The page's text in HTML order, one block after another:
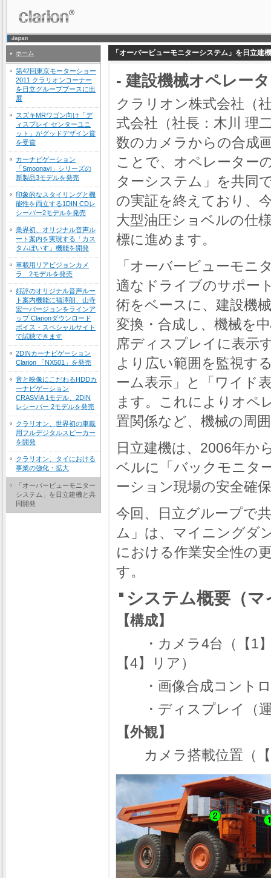
ホーム
第42回東京モーターショー
2011 クラリオンコーナー
を日立グループブースに出
展
スズキMRワゴン向け「デ
ィスプレイ センターユニ
ット」がグッドデザイン賞
を受賞
カーナビゲーション
「Smoonavi」シリーズの
新製品3モデルを発売
印象的なスタイリングと機
能性を両立する1DIN CDレ
シーバー2モデルを発売
業界初、オリジナル音声ル
ート案内を実現する「カス
タムぼいす」機能を開発
車載用リアビジョンカメ
ラ 2モデルを発売
好評のオリジナル音声ルー
ト案内機能に福澤朗、山寺
宏一バージョンをラインア
ップ Clarionダウンロード
ボイス・スペシャルサイト
で試聴できます
2DINカーナビゲーション
Clarion 「NX501」を発売
音と映像にこだわるHDDカ
ーナビゲーション
CRASVIA 1モデル、2DIN
レシーバー 2モデルを発売
クラリオン、世界初の車載
用フルデジタルスピーカー
を開発
クラリオン、タイにおける
事業の強化・拡大
「オーバービューモニター
システム」を日立建機と共
同開発
「オーバービューモニターシステム」を日立建
- 建設機械オペレー
クラリオン株式会社（
式会社（社長：木川 理
数のカメラからの合成
ことで、オペレーター
ターシステム」を共同
の実証を終えており、
大型油圧ショベルの仕
標に進めます。
「オーバービューモニ
適なドライブのサポー
術をベースに、建設機
変換・合成し、機械を
席ディスプレイに表示
より広い範囲を監視す
ーム表示」と「ワイド
ます。これによりオペ
置関係など、機械の周
日立建機は、2006年か
ベルに「バックモニタ
ーション現場の安全確
今回、日立グループで
ム」は、マイニングダ
における作業安全性の
す。
システム概要（
【構成】
・カメラ4台（【1】
【4】リア）
・画像合成コントロ
・ディスプレイ（運
【外観】
カメラ搭載位置（【